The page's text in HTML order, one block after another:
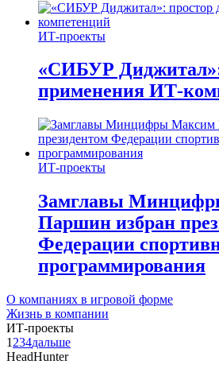
ИТ-проекты
«СИБУР Диджитал»:
применения ИТ-
ИТ-проекты
Замглавы
Паршин избран
Федерации
программирования
О компаниях в игровой форме
Жизнь в компании
ИТ-проекты
1 234дальше
HeadHunter